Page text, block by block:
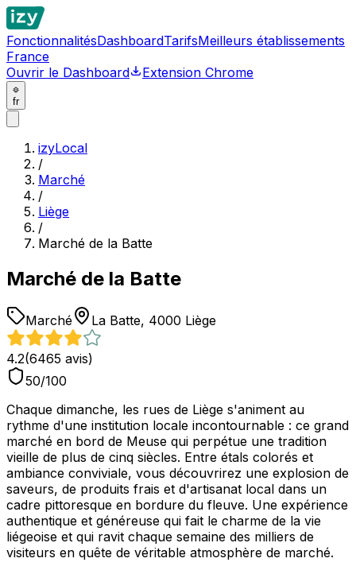
FonctionnalitésDashboardTarifsMeilleurs établissements
France
Ouvrir le Dashboard
Extension Chrome
fr
izyLocal
/
Marché
/
Liège
/
Marché de la Batte
Marché de la Batte
Marché La Batte, 4000 Liège
4.2(6465 avis)
50/100
Chaque dimanche, les rues de Liège s'animent au
rythme d'une institution locale incontournable : ce grand
marché en bord de Meuse qui perpétue une tradition
vieille de plus de cinq siècles. Entre étals colorés et
ambiance conviviale, vous découvrirez une explosion de
saveurs, de produits frais et d'artisanat local dans un
cadre pittoresque en bordure du fleuve. Une expérience
authentique et généreuse qui fait le charme de la vie
liégeoise et qui ravit chaque semaine des milliers de
visiteurs en quête de véritable atmosphère de marché.